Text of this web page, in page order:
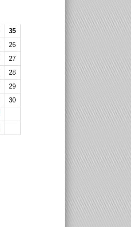
35
26
27
28
29
30